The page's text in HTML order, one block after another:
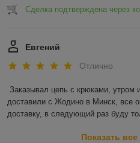
Сделка подтверждена через
Евгений
Отлично
Заказывал цепь с крюками, утром
доставили с Жодино в Минск, все
доставку, в следующий раз буду
Показать